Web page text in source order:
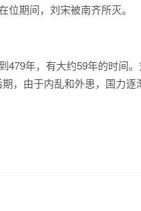
期间，刘宋被南齐所灭。
479年，有大约59年的时间
，由于内乱和外患，国力逐